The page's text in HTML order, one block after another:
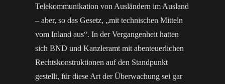
Telekommunikation von Ausländern im Ausland
– aber, so das Gesetz, „mit technischen Mitteln
vom Inland aus“. In der Vergangenheit hatten
sich BND und Kanzleramt mit abenteuerlichen
Rechtskonstruktionen auf den Standpunkt
gestellt, für diese Art der Überwachung sei gar